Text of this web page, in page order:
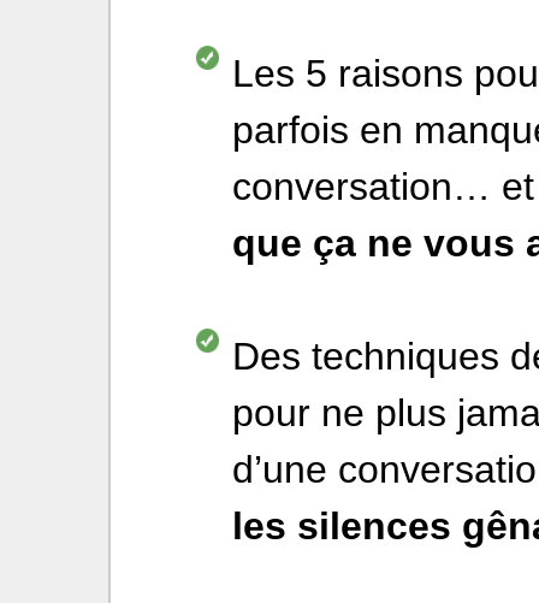
Les 5 raisons
parfois en
conversation…
que ça ne vous
Des techniques
pour ne plus
d’une
les silences